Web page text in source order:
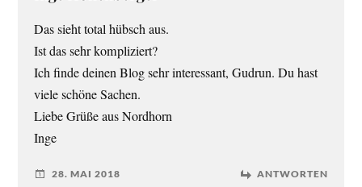
Das sieht total hübsch aus.
Ist das sehr kompliziert?
Ich finde deinen Blog sehr interessant, Gudrun. Du hast
viele schöne Sachen.
Liebe Grüße aus Nordhorn
Inge
28. MAI 2018 ANTWORTEN